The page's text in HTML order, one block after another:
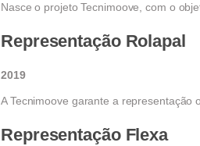
Nasce o projeto Tecnimoove, com o
Representação Rolapal
2019
A Tecnimoove garante a representação
Representação Flexa